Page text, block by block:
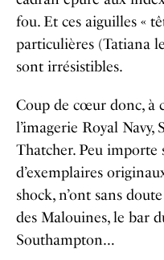
fou. Et ces aiguilles «
particulières (Tatiana
sont irrésistibles.
Coup de cœur donc, à
l’imagerie Royal Navy,
Thatcher. Peu importe
d’exemplaires
shock, n’ont sans
des Malouines, le bar
Southampton…